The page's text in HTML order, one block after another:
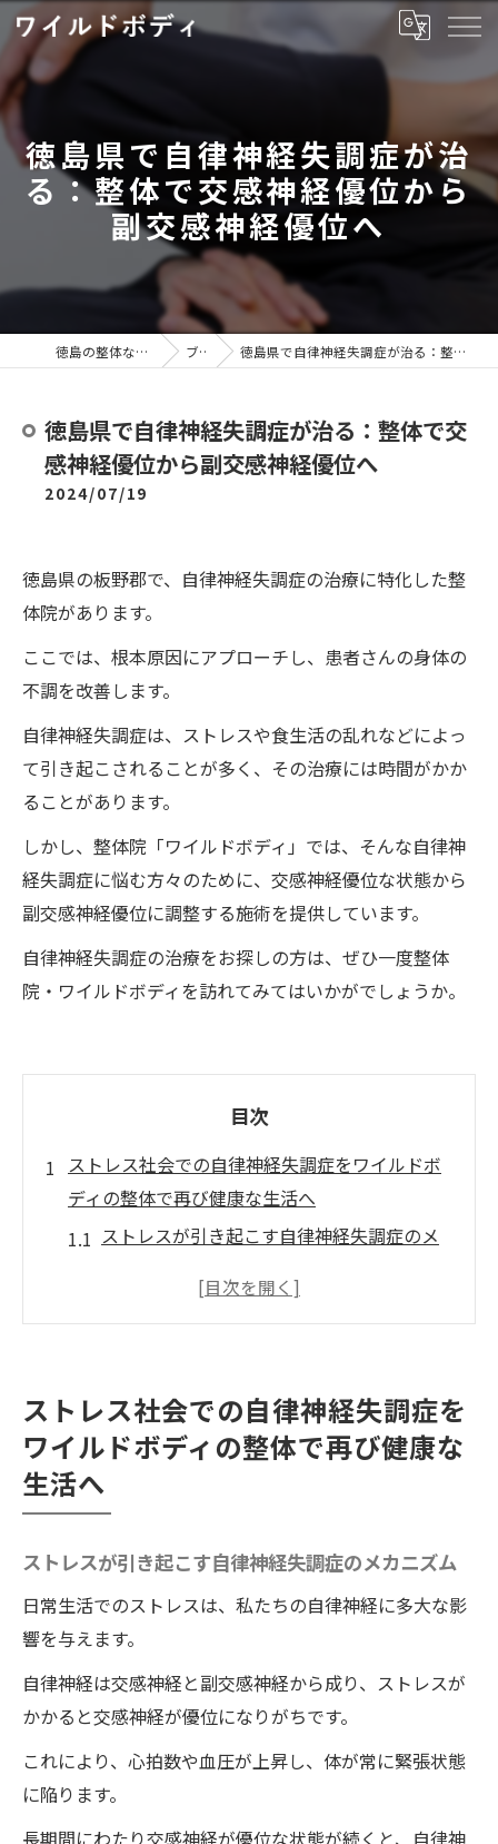
徳島県で自律神経失調症が治
る：整体で交感神経優位から
副交感神経優位へ
徳島の整体ならワイルドボディ ブログ 徳島県で自律神経失調症が治る：整体で交感神経優位から副交感神経優位へ
徳島県で自律神経失調症が治る：整体で交
感神経優位から副交感神経優位へ
2024/07/19
徳島県の板野郡で、自律神経失調症の治療に特化した整
体院があります。
ここでは、根本原因にアプローチし、患者さんの身体の
不調を改善します。
自律神経失調症は、ストレスや食生活の乱れなどによっ
て引き起こされることが多く、その治療には時間がかか
ることがあります。
しかし、整体院「ワイルドボディ」では、そんな自律神
経失調症に悩む方々のために、交感神経優位な状態から
副交感神経優位に調整する施術を提供しています。
自律神経失調症の治療をお探しの方は、ぜひ一度整体
院・ワイルドボディを訪れてみてはいかがでしょうか。
目次
ストレス社会での自律神経失調症をワイルドボ
ディの整体で再び健康な生活へ
ストレスが引き起こす自律神経失調症のメ
整体が自律神経バランスに与える影響
ワイルドボディの整体施術によってストレ
スを軽減する方法
交感神経を抑え、副交感神経を活性化する
具体的な整体手法
ワイルドボディの整体で改善する自律神経
失調症の症状とは
話題の整体院・ワイルドボディの交感神経優位
交感神経と副交感神経の役割とバランス
特徴と魅力
交感神経優位を改善するための整体アプロ
ストレス社会での自律神経失調症を
ワイルドボディの整体で再び健康な
生活へ
ストレスが引き起こす自律神経失調症のメカニズム
日常生活でのストレスは、私たちの自律神経に多大な影
響を与えます。
自律神経は交感神経と副交感神経から成り、ストレスが
かかると交感神経が優位になりがちです。
これにより、心拍数や血圧が上昇し、体が常に緊張状態
に陥ります。
長期間にわたり交感神経が優位な状態が続くと、自律神